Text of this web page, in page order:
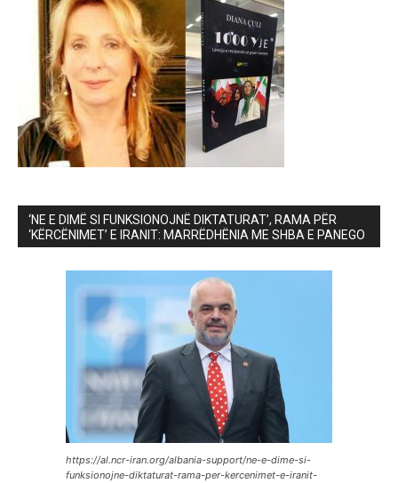
‘NE E DIMË SI FUNKSIONOJNË DIKTATURAT’, RAMA PËR
‘KËRCËNIMET’ E IRANIT: MARRËDHËNIA ME SHBA E PANEGO
https://al.ncr-iran.org/albania-support/ne-e-dime-si-
funksionojne-diktaturat-rama-per-kercenimet-e-iranit-